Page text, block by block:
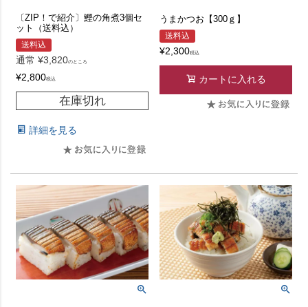
〔ZIP！で紹介〕鰹の角煮3個セ
ット（送料込）
送料込
通常 ¥3,820のところ
¥2,800税込
在庫切れ
詳細を見る
うまかつお【300ｇ】
送料込
¥2,300税込
カートに入れる